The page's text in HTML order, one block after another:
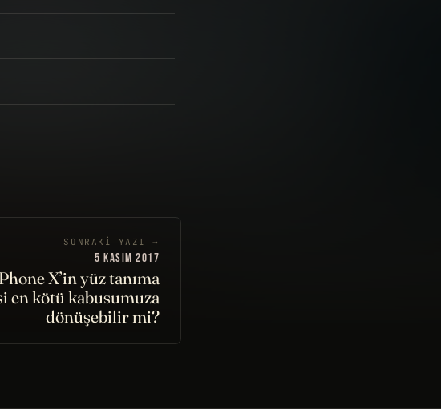
SONRAKI YAZI →
5 KASIM 2017
X’in yüz tanıma
en kötü kabusumuza
dönüşebilir mi?